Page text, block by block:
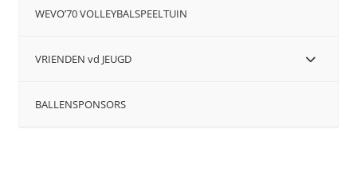
WEVO’70 VOLLEYBALSPEELTUIN
VRIENDEN vd JEUGD
BALLENSPONSORS